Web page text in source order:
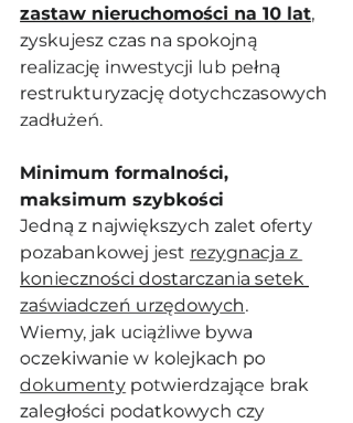
zastaw nieruchomości na 10 lat,
zyskujesz czas na spokojną
realizację inwestycji lub pełną
restrukturyzację dotychczasowych
zadłużeń.
Minimum formalności,
maksimum szybkości
Jedną z największych zalet oferty
pozabankowej jest rezygnacja z
konieczności dostarczania setek
zaświadczeń urzędowych.
Wiemy, jak uciążliwe bywa
oczekiwanie w kolejkach po
dokumenty potwierdzające brak
zaległości podatkowych czy